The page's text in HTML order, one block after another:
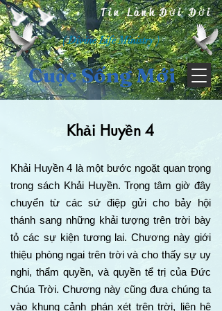
Tin Lành Đời Đời
( Divine Life Ministry )
Cuộc Sống Mới
Khải Huyền 4
Khải Huyền 4 là một bước ngoặt quan trọng
trong sách Khải Huyền. Trọng tâm giờ đây
chuyển từ các sứ điệp gửi cho bảy hội
thánh sang những khải tượng trên trời bày
tỏ các sự kiện tương lai. Chương này giới
thiệu phòng ngai trên trời và cho thấy sự uy
nghi, thẩm quyền, và quyền tể trị của Đức
Chúa Trời. Chương này cũng đưa chúng ta
vào khung cảnh phán xét trên trời, liên hệ